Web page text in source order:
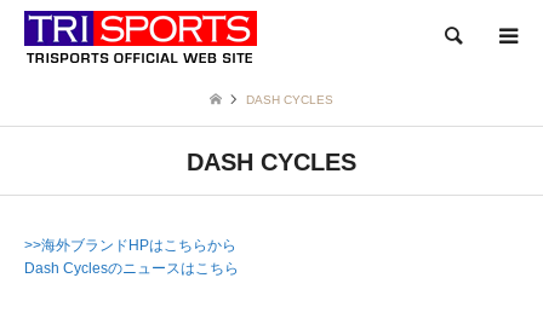
検索
DASH CYCLES
DASH CYCLES
>>海外ブランドHPはこちらから
Dash Cyclesのニュースはこちら